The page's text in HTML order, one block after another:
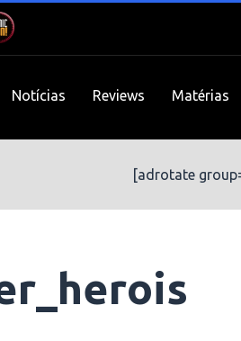
Notícias Reviews Matérias
[adrotate